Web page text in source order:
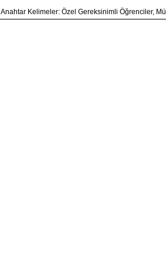
Anahtar Kelimeler: Özel Gereksinimli Öğrenciler,